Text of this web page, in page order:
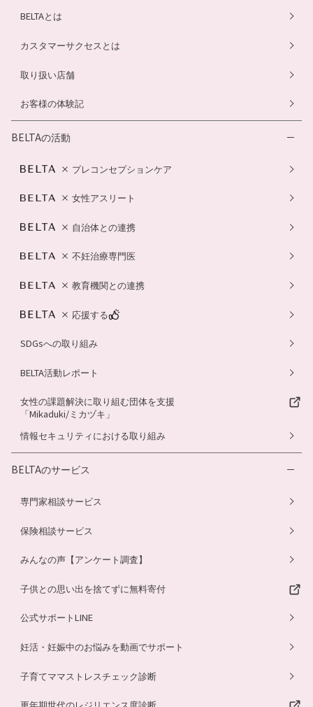
BELTAとは
カスタマーサクセスとは
取り扱い店舗
お客様の体験記
BELTAの活動
プレコンセプションケア
女性アスリート
自治体との連携
不妊治療専門医
教育機関との連携
応援する
SDGsへの取り組み
BELTA活動レポート
女性の課題解決に取り組む団体を支援
「Mikaduki/ミカヅキ」
情報セキュリティにおける取り組み
BELTAのサービス
専門家相談サービス
保険相談サービス
みんなの声【アンケート調査】
子供との思い出を捨てずに無料寄付
公式サポートLINE
妊活・妊娠中のお悩みを動画でサポート
子育てママストレスチェック診断